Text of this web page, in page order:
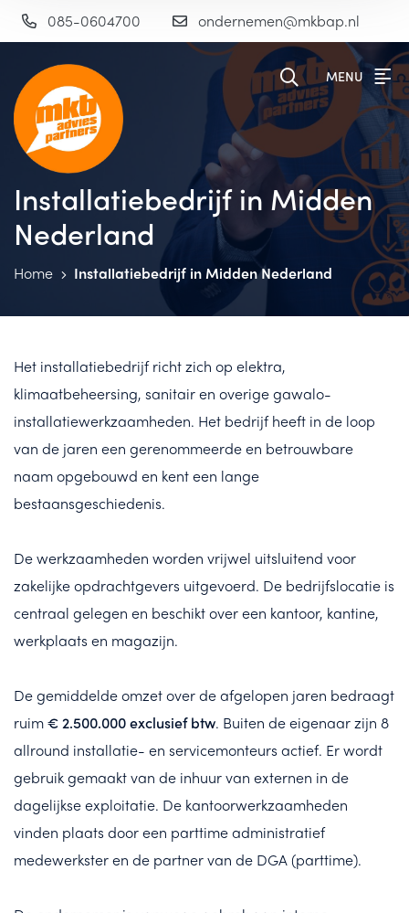
085-0604700 ondernemen@mkbap.nl
MENU
Installatiebedrijf in Midden
Nederland
Home Installatiebedrijf in Midden Nederland
Het installatiebedrijf richt zich op elektra,
klimaatbeheersing, sanitair en overige gawalo-
installatiewerkzaamheden. Het bedrijf heeft in de loop
van de jaren een gerenommeerde en betrouwbare
naam opgebouwd en kent een lange
bestaansgeschiedenis.
De werkzaamheden worden vrijwel uitsluitend voor
zakelijke opdrachtgevers uitgevoerd. De bedrijfslocatie is
centraal gelegen en beschikt over een kantoor, kantine,
werkplaats en magazijn.
De gemiddelde omzet over de afgelopen jaren bedraagt
ruim€ 2.500.000 exclusief btw. Buiten de eigenaar zijn 8
allround installatie- en servicemonteurs actief. Er wordt
gebruik gemaakt van de inhuur van externen in de
dagelijkse exploitatie. De kantoorwerkzaamheden
vinden plaats door een parttime administratief
medewerkster en de partner van de DGA (parttime).